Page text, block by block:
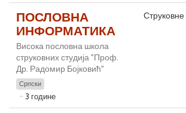
ПОСЛОВНА
ИНФОРМАТИКА
Висока пословна школа
струковних студија "Проф.
Др. Радомир Бојковић"
Српски
3 године
Струковне